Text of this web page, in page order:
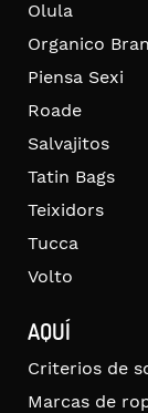
Olula
Organico
Piensa Sexi
Roade
Salvajitos
Tatin Bags
Teixidors
Tucca
Volto
AQUÍ
Criterios de
Marcas de